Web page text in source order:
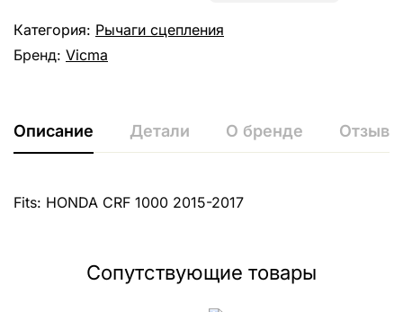
Категория: Рычаги сцепления
Бренд: Vicma
Описание Детали О бренде
Fits: HONDA CRF 1000 2015-2017
Сопутствующие товары